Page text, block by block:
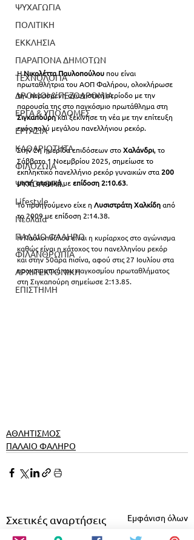
ΨΥΧΑΓΩΓΙΑ
ΠΟΛΙΤΙΚΗ
ΕΚΚΛΗΣΙΑ
ΠΑΡΑΠΟΝΑ ΔΗΜΟΤΩΝ
ΤΕΧΝΟΛΟΓΙΑ
ΔΡΟΜΟΙ & ΠΕΖΟΔΡΟΜΙΑ
ΕΡΓΑ & ΥΠΟΔΟΜΕΣ
ΕΡΓΑΣΙΑ
ΚΑΘΑΡΙΟΤΗΤΑ
ΦΙΛΟΖΩΙΑ
ΨΥΧΟΛΟΓΙΑ
Lifestyle
Νεολαία
ΠΑΛΑΙΟ ΦΑΛΗΡΟ
ΦΙΛΑΝΘΡΩΠΙΑ
ΑΡΧΙΤΕΚΤΟΝΙΚΗ
ΕΠΙΣΤΗΜΗ
Η Νικολέττα Παυλοπούλου που είναι
πρωταθλήτρια του ΑΟΠ Φαλήρου, ολοκλήρωσε
την περασμένη αγωνιστική περίοδο με την
παρουσία της στο παγκόσμιο πρωτάθλημα στη
Σιγκαπούρη και ξεκίνησε τη νέα με την επίτευξη
ενός πολύ μεγάλου πανελλήνιου ρεκόρ.
Στην 2η ημερίδα επιδόσεων στο Χαλάνδρι, το
Σάββατο 1 Νοεμβρίου 2025, σημείωσε το
εκπληκτικό πανελλήνιο ρεκόρ γυναικών στα 200
μικτή ατομική με επίδοση 2:10.63.
Το προηγούμενο είχε η Λυσιστράτη Χαλκίδη από
το 2009 με επίδοση 2:14.38.
Η Παυλοπούλου είναι η κυρίαρχος στο αγώνισμα
καθώς είναι η κάτοχος του πανελληνίου ρεκόρ
και στην 50άρα πισίνα, αφού στις 27 Ιουλίου στα
προκριματικά του παγκοσμίου πρωταθλήματος
στη Σιγκαπούρη σημείωσε 2:13.85.
ΑΘΛΗΤΙΣΜΟΣ
ΠΑΛΑΙΟ ΦΑΛΗΡΟ
Σχετικές αναρτήσεις Εμφάνιση όλων